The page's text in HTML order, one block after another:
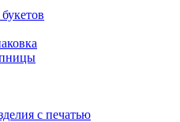
с печатью